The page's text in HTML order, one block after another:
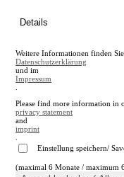
en
A
A
Suche schließen
Details
Weitere Informationen finden
Datenschutzerklärung
und im
Impressum
Please find more information in
privacy statement
and
imprint
Einstellung speichern/
(maximal 6 Monate / maximum